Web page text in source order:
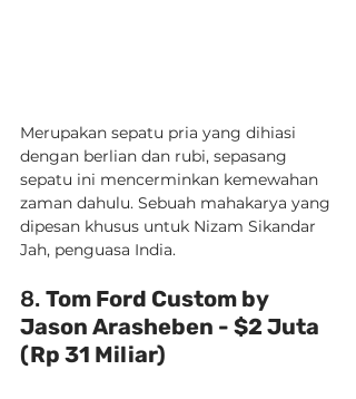
Merupakan sepatu pria yang dihiasi
dengan berlian dan rubi, sepasang
sepatu ini mencerminkan kemewahan
zaman dahulu. Sebuah mahakarya yang
dipesan khusus untuk Nizam Sikandar
Jah, penguasa India.
8. Tom Ford Custom by
Jason Arasheben - $2 Juta
(Rp 31 Miliar)